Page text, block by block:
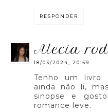
RESPONDER
alecia
18/03/2024, 20:59
Tenho um livro
ainda não li,
sinopse e
romance leve.